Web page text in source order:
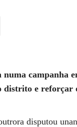
numa campanha
distrito e reforçar
disputou